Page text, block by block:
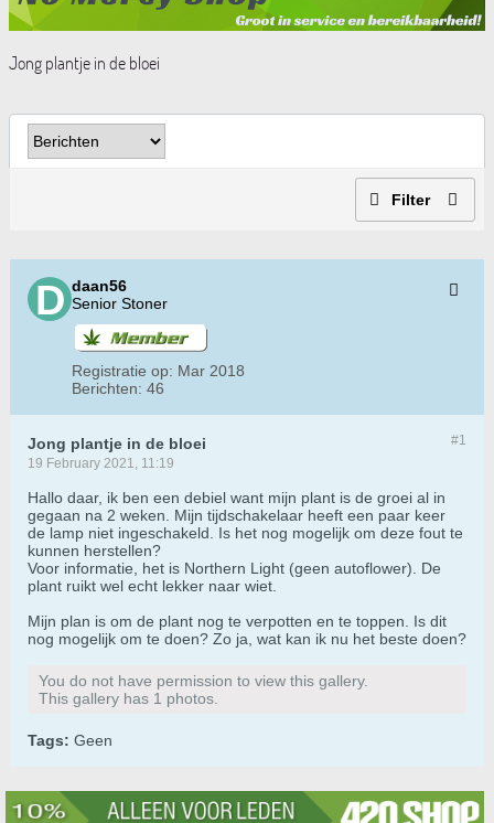
Jong plantje in de bloei
Filter
daan56
Senior Stoner
Registratie op: Mar 2018
Berichten: 46
#1
Jong plantje in de bloei
19 February 2021, 11:19
Hallo daar, ik ben een debiel want mijn plant is de groei al in
gegaan na 2 weken. Mijn tijdschakelaar heeft een paar keer
de lamp niet ingeschakeld. Is het nog mogelijk om deze fout te
kunnen herstellen?
Voor informatie, het is Northern Light (geen autoflower). De
plant ruikt wel echt lekker naar wiet.
Mijn plan is om de plant nog te verpotten en te toppen. Is dit
nog mogelijk om te doen? Zo ja, wat kan ik nu het beste doen?
You do not have permission to view this gallery.
This gallery has 1 photos.
Tags: Geen